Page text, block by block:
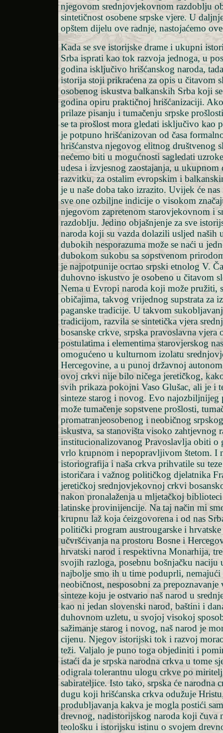
njegovom srednjovjekovnom razdoblju
sintetičnost osobene srpske vjere. U
opštem dijelu ove radnje, nastojaćemo
Kada se sve istorijske drame i ukupni
Srba isprati kao tok razvoja jednoga, u
godina isključivo hrišćanskog naroda,
istorija stoji prikraćena za opis u čitavom
osobenog iskustva balkanskih Srba koji
godina opiru praktičnoj hrišćanizaciji.
prilaze pisanju i tumačenju srpske
se ta prošlost mora gledati isključivo kao
je potpuno hrišćanizovan od časa
hrišćanstva njegovog elitnog društvenog
nećemo biti u mogućnosti sagledati
udesa i izvjesnog zaostajanja, u ukupnom
razvitku, za ostalim evropskim i
je u naše doba tako izrazito. Uvijek će
sve one ozbiljne indicije o visokom
njegovom zapretenom starovjekovnom i
razdoblju. Jedino objašnjenje za sve
naroda koji su vazda dolazili usljed naših
dubokih nesporazuma može se naći u
dubokom sukobu sa sopstvenom
je najpotpunije ocrtao srpski etnolog V.
duhovno iskustvo je osobeno u čitavom
Nema u Evropi naroda koji može pružiti,
običajima, takvog vrijednog supstrata za
paganske tradicije. U takvom
tradicijom, razvila se sintetička vjera
bosanske crkve, srpska pravoslavna vjera
postulatima i elementima starovjerskog
omogućeno u kulturnom izolatu
Hercegovine, a u punoj državnoj
ovoj crkvi nije bilo ničega jeretičkog,
svih prikaza pokojni Vaso Glušac, ali je i
sinteze starog i novog. Evo najozbiljnijeg
može tumačenje sopstvene prošlosti,
promatranjeosobenog i neobičnog
iskustva, sa stanovišta visoko zahtjevnog
institucionalizovanog Pravoslavlja obiti o
vrlo krupnom i nepopravljivom štetom. I
istoriografija i naša crkva prihvatile su
istoričara i važnog političkog djelatnika
jeretičkoj srednjovjekovnoj crkvi
nakon pronalaženja u mljetačkoj
latinske provinijencije. Na taj način mi
krupnu laž koja ćeizgovorena i od nas
politički program austrougarske i
učvršćivanja na prostoru Bosne i
hrvatski narod i respektivna Monarhija,
svojih razloga, posebnu bošnjačku
najbolje smo ih u time poduprli, nemajući
neobičnost, nesposobni za
sinteze koju je ostvario naš narod u
kao ni jedan slovenski narod, baštini i
duhovnom uzletu, u svojoj visokoj
sažimanje starog i novog, naš narod je
cijenu. Njegov istorijski tok i razvoj
teži. Valjalo je puno toga objediniti i
istaći da je srpska narodna crkva u tome
odigrala tolerantnu ulogu crkve po
sabirateljice. Isto tako, srpska će narodna
dugu koji hrišćanska crkva odužuje
produbljavanja kakva je mogla postići
drevnog, nadistorijskog naroda koji čuva
teološku i istorijsku istinu o svojem